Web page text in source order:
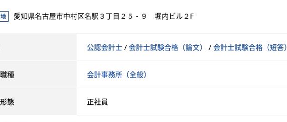
愛知県名古屋市中村区名駅３丁目２５ - ９ 堀内ビル２F
公認会計士 / 会計士試験合格（論文） / 会計士試験合格（短答）
種 会計事務所（全般）
態 正社員